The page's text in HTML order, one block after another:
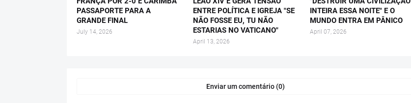
PASSAPORTE PARA A
GRANDE FINAL
July 14, 2026
ENTRE POLÍTICA E IGREJA "SE
NÃO FOSSE EU, TU NÃO
ESTARIAS NO VATICANO"
April 13, 2026
INTEIRA ESSA NOITE" E O
MUNDO ENTRA EM PÂNICO
April 07, 2026
Enviar um comentário (0)